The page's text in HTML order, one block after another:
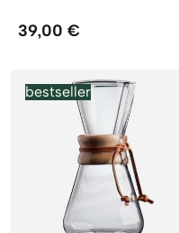
39,00 €
bestseller